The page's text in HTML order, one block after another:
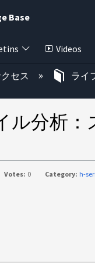
Base
Videos
開/折りたた
セス ライ
ル分析
Votes: 0 Category: h-